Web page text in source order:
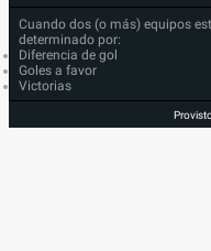
Cuando dos (o más) equipos
determinado por:
Diferencia de gol
Goles a favor
Victorias